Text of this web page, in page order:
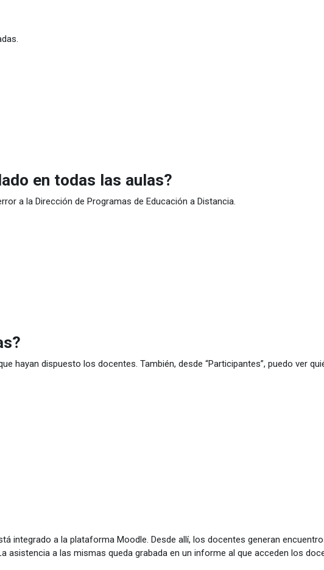
en todas las aulas?
a la Dirección de Programas de Educación a Distancia.
hayan dispuesto los docentes. También, desde “Participantes”, puedo ver
integrado a la plataforma Moodle. Desde allí, los docentes generan
asistencia a las mismas queda grabada en un informe al que acceden los